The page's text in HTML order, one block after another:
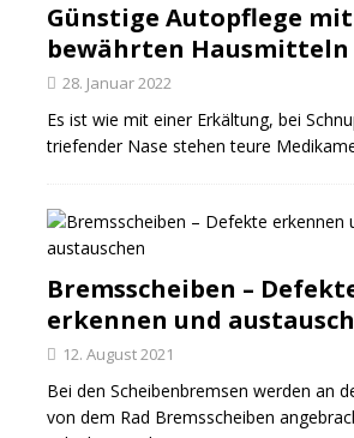
Günstige Autopflege mit
bewährten Hausmitteln
28. Januar 2022
Es ist wie mit einer Erkältung, bei
triefender Nase stehen teure
Bremsscheiben –
erkennen und
12. August 2021
Bei den Scheibenbremsen werden an
von dem Rad Bremsscheiben